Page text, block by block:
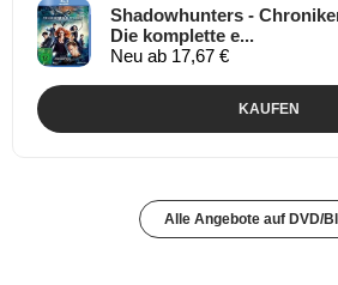
Shadowhunters -
Die komplette e...
Neu ab 17,67 €
KAUFEN
Alle Angebote auf DVD/